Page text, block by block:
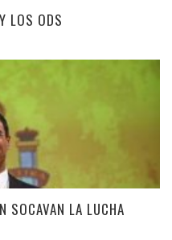
LOS ODS
SOCAVAN LA LUCHA